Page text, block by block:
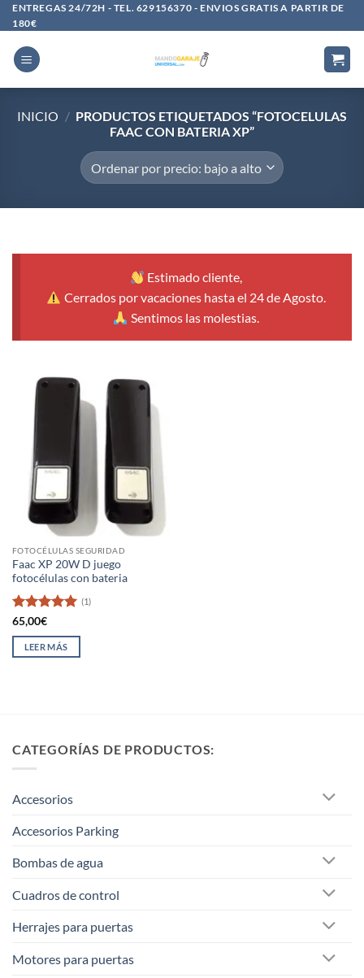
Saltar
al
contenido
ENTREGAS 24/72H - TEL. 629156370 - ENVIOS GRATIS A PARTIR DE
180€
INICIO / PRODUCTOS ETIQUETADOS “FOTOCELULAS
FAAC CON BATERIA XP”
Estimado cliente,
Cerrados por vacaciones hasta el 24 de Agosto.
Sentimos las molestias.
FOTOCÉLULAS SEGURIDAD
Faac XP 20W D juego
fotocélulas con bateria
Valorado
con5de 5
(1)
65,00€
LEER MÁS
CATEGORÍAS DE PRODUCTOS:
Accesorios
Accesorios Parking
Bombas de agua
Cuadros de control
Herrajes para puertas
Motores para puertas